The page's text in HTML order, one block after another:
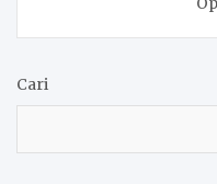
Cari